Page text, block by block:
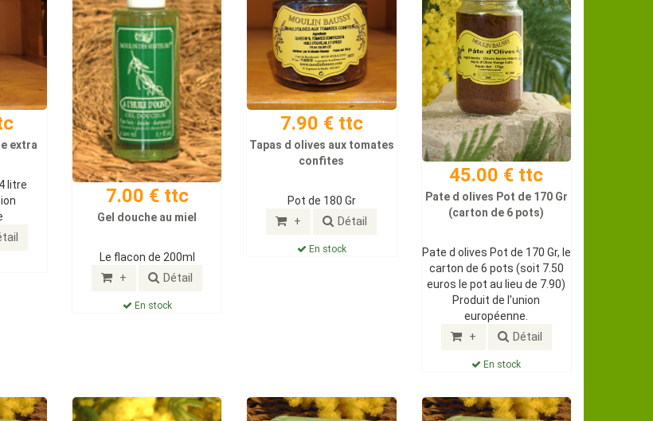
extra
litre
7.00 € ttc
Gel douche au miel
Le flacon de 200ml
+ Détail
En stock
7.90 € ttc
Tapas d olives aux tomates
confites
Pot de 180 Gr
+ Détail
En stock
45.00 € ttc
Pate d olives Pot de 170 Gr
(carton de 6 pots)
Pate d olives Pot de 170 Gr, le
carton de 6 pots (soit 7.50
euros le pot au lieu de 7.90)
Produit de l'union
européenne.
+ Détail
En stock